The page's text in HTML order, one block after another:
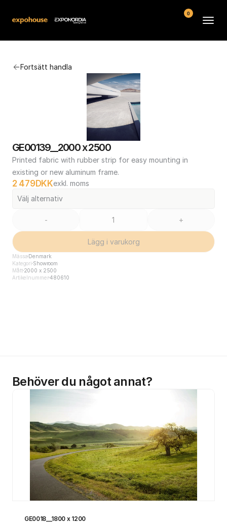
Fortsätt handla
GE00139__2000 x 2500
Printed fabric with rubber strip for easy mounting in
existing or new aluminum frame.
2 479DKKexkl. moms
Välj alternativ
- +
Lägg i varukorg
Mässa Denmark
Kategori Showroom
Mått2000 x 2500
Artikelnummer480610
Behöver du något annat?
GE0018__1800 x 1200
Kontakt
Köpvillkor
0